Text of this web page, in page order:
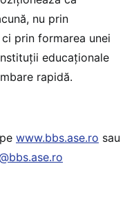
nu prin
prin formarea unei
educaționale
rapidă.
www.bbs.ase.ro sau